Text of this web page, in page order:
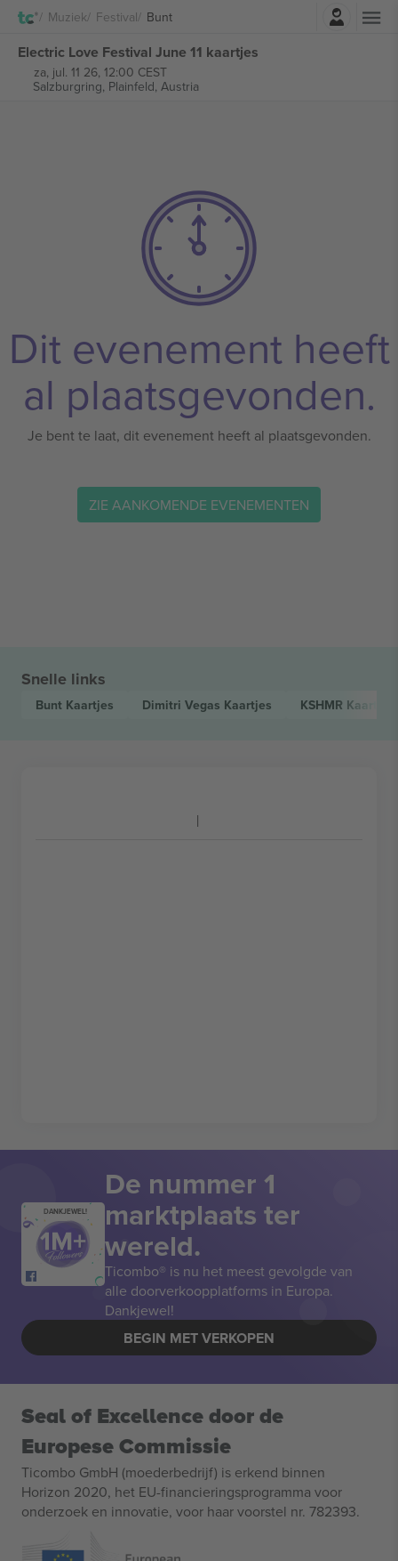
Muziek Festival Bunt
Electric Love Festival June 11 kaartjes
za, jul. 11 26, 12:00 CEST
Salzburgring, Plainfeld, Austria
Dit evenement heeft
al plaatsgevonden.
Je bent te laat, dit evenement heeft al plaatsgevonden.
ZIE AANKOMENDE EVENEMENTEN
Snelle links
Bunt Kaartjes Dimitri Vegas Kaartjes KSHMR Kaartjes
DANKJEWEL!
De nummer 1
marktplaats ter
wereld.
Ticombo® is nu het meest gevolgde van
alle doorverkoopplatforms in Europa.
Dankjewel!
BEGIN MET VERKOPEN
Seal of Excellence door de
Europese Commissie
Ticombo GmbH (moederbedrijf) is erkend binnen
Horizon 2020, het EU-financieringsprogramma voor
onderzoek en innovatie, voor haar voorstel nr. 782393.